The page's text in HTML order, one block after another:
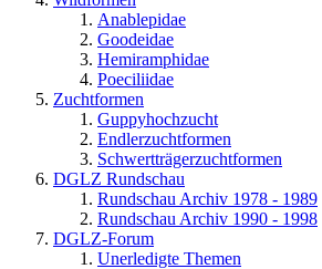
Anablepidae
Goodeidae
Hemiramphidae
Poeciliidae
Zuchtformen
Guppyhochzucht
Endlerzuchtformen
Schwertträgerzuchtformen
DGLZ Rundschau
Rundschau Archiv 1978 - 1989
Rundschau Archiv 1990 - 1998
DGLZ-Forum
Unerledigte Themen